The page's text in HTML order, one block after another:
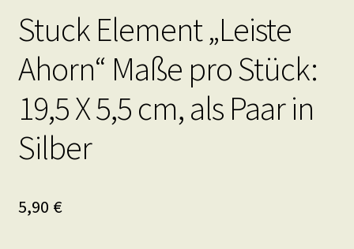
Stuck Element „Leiste
Ahorn“ Maße pro Stück:
19,5 X 5,5 cm, als Paar in
Silber
5,90 €